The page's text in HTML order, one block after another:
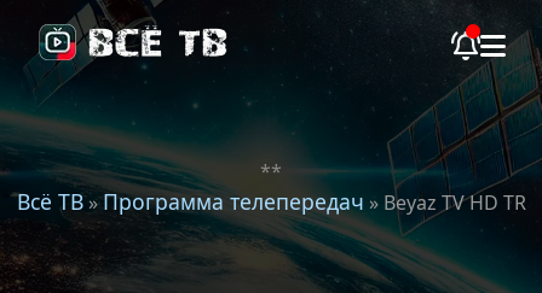
**
Всё ТВ»Программа телепередач » Beyaz TV HD TR